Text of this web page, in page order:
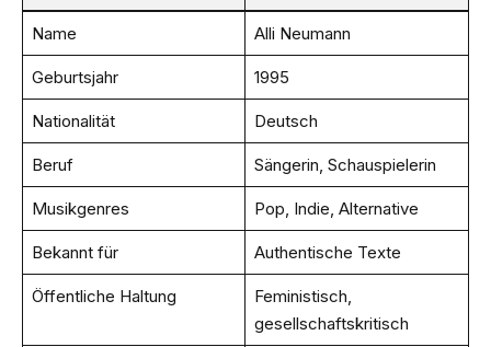
Name Alli Neumann
Geburtsjahr 1995
Nationalität Deutsch
Beruf Sängerin, Schauspielerin
Musikgenres Pop, Indie, Alternative
Bekannt für Authentische Texte
Öffentliche Haltung
Feministisch,
gesellschaftskritisch